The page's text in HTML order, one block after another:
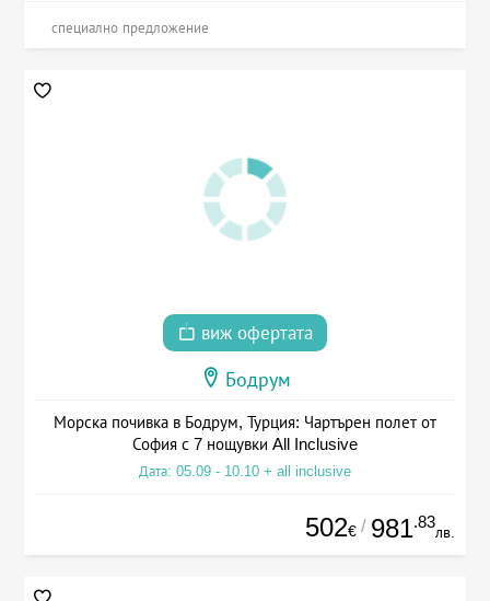
специално предложение
виж офертата
Бодрум
Морска почивка в Бодрум, Турция: Чартърен полет от
София с 7 нощувки All Inclusive
Дата: 05.09 - 10.10 + all inclusive
502€ / 981.83
лв.